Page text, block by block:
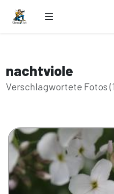
nachtviole
Verschlagwortete Fotos